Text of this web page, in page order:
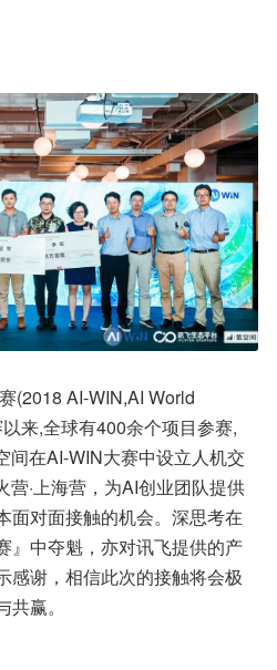
(2018 AI-WIN,AI World
来,全球有400余个项目参赛,
间在AI-WIN大赛中设立人机交
·上海营，为AI创业团队提供
面对面接触的机会。深思考在
』中夺魁，亦对讯飞提供的产
感谢，相信此次的接触将会极
赢。